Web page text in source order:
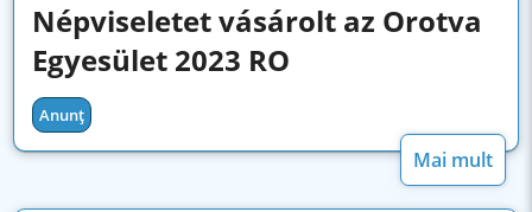
Népviseletet vásárolt az Orotva
Egyesület 2023 RO
Mai mult
Anunț